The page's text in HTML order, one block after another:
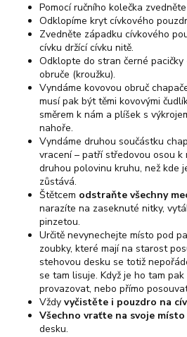
Pomocí ručního kolečka
Odklopíme kryt cívkového
Zvedněte západku cívkového
cívku držící cívku nitě.
Odklopte do stran černé pacičky
obruče (kroužku).
Vyndáme kovovou obruč
musí pak být těmi kovovými
směrem k nám a plíšek s
nahoře.
Vyndáme druhou součástku
vracení – patří středovou osou k
druhou polovinu kruhu, než kde
zůstává.
Štětcem odstraňte všechny
narazíte na zaseknuté nitky,
pinzetou.
Určitě nevynechejte místo pod
zoubky, které mají na starost
stehovou desku se totiž
se tam lisuje. Když je ho tam
provazovat, nebo přímo
Vždy vyčistěte i pouzdro na
Všechno vraťte na svoje místo
desku.